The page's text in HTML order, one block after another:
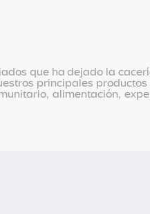
que ha dejado la
principales productos
alimentación,